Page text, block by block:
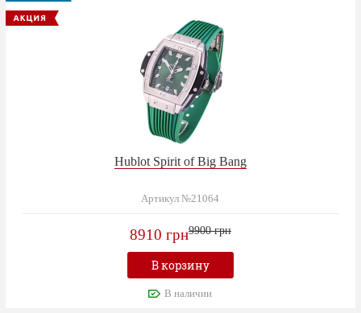
Hublot Spirit of Big Bang
Артикул №21064
8910 грн9900 грн
В корзину
В наличии